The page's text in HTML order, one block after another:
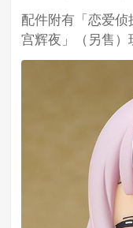
配件附有「恋爱
宫辉夜」（另售）